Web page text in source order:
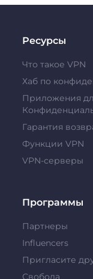
Ресурсы
Что такое VPN
Хаб по
Приложения
Гарантия
Функции VPN
VPN-серверы
Программы
Партнеры
Influencers
Пригласите
Свобода